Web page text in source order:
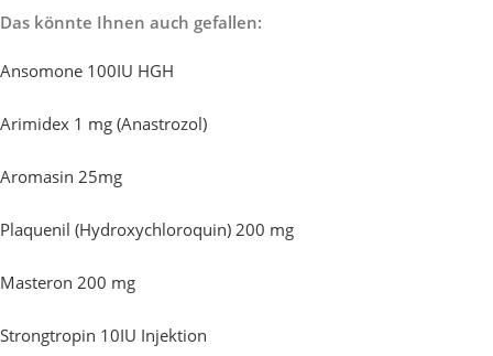
Das könnte Ihnen auch gefallen:
Ansomone 100IU HGH
Arimidex 1 mg (Anastrozol)
Aromasin 25mg
Plaquenil (Hydroxychloroquin) 200 mg
Masteron 200 mg
Strongtropin 10IU Injektion